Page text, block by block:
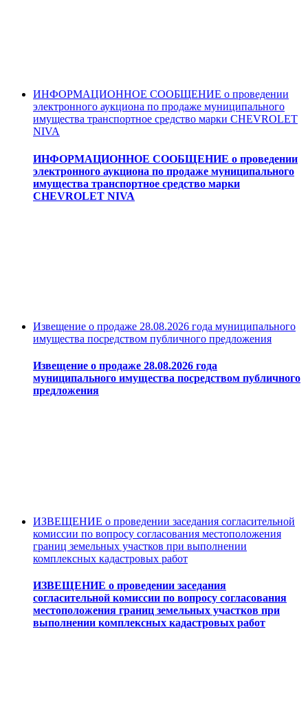
ИНФОРМАЦИОННОЕ СООБЩЕНИЕ о проведении
электронного аукциона по продаже муниципального
имущества транспортное средство марки CHEVROLET
NIVA
ИНФОРМАЦИОННОЕ СООБЩЕНИЕ о проведении
электронного аукциона по продаже муниципального
имущества транспортное средство марки
CHEVROLET NIVA
Извещение о продаже 28.08.2026 года муниципального
имущества посредством публичного предложения
Извещение о продаже 28.08.2026 года
муниципального имущества посредством публичного
предложения
ИЗВЕЩЕНИЕ о проведении заседания согласительной
комиссии по вопросу согласования местоположения
границ земельных участков при выполнении
комплексных кадастровых работ
ИЗВЕЩЕНИЕ о проведении заседания
согласительной комиссии по вопросу согласования
местоположения границ земельных участков при
выполнении комплексных кадастровых работ